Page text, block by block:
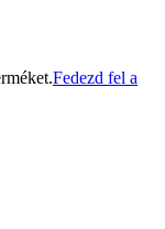
Fedezd fel a